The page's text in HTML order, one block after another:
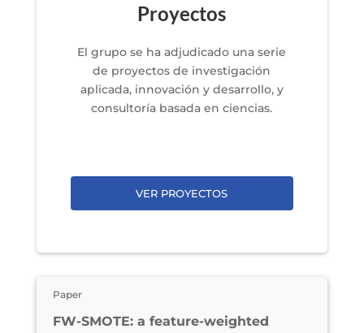
Proyectos
El grupo se ha adjudicado una serie
de proyectos de investigación
aplicada, innovación y desarrollo, y
consultoría basada en ciencias.
VER PROYECTOS
Paper
FW-SMOTE: a feature-weighted